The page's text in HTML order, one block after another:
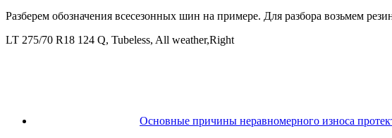
Разберем обозначения всесезонных шин на примере. Для разбора возьмем
LT 275/70 R18 124 Q, Tubeless, All weather,Right
Основные причины неравномерного износа